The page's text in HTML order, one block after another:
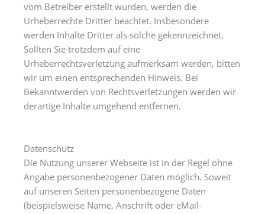
vom Betreiber erstellt wurden, werden die
Urheberrechte Dritter beachtet. Insbesondere
werden Inhalte Dritter als solche gekennzeichnet.
Sollten Sie trotzdem auf eine
Urheberrechtsverletzung aufmerksam werden, bitten
wir um einen entsprechenden Hinweis. Bei
Bekanntwerden von Rechtsverletzungen werden wir
derartige Inhalte umgehend entfernen.
Datenschutz
Die Nutzung unserer Webseite ist in der Regel ohne
Angabe personenbezogener Daten möglich. Soweit
auf unseren Seiten personenbezogene Daten
(beispielsweise Name, Anschrift oder eMail-